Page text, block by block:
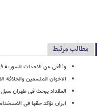
مطالب مرتبط
وثائقی عن الاحداث السوریة
الاخوان الملسمین والخلافة
المقداد یبحث فی طهران سبل
ایران تؤکد حقها فی